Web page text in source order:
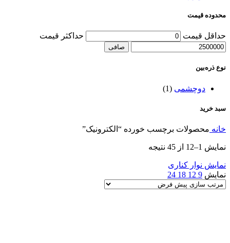
محدوده قیمت
حداقل قیمت حداكثر قيمت
صافی
نوع ذره‌بین
دوچشمی (1)
سبد خرید
خانه محصولات برچسب خورده “الکترونیک”
نمایش 1–12 از 45 نتیجه
نمایش نوار کناری
نمایش 9
12
18
24